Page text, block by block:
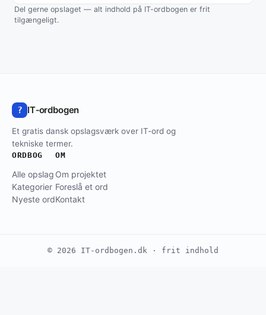
Del gerne opslaget — alt indhold på IT-ordbogen er frit
tilgængeligt.
? IT‑ordbogen
Et gratis dansk opslagsværk over IT-ord og
tekniske termer.
ORDBOG
Alle opslag
Kategorier
Nyeste ord
OM
Om projektet
Foreslå et ord
Kontakt
© 2026 IT-ordbogen.dk · frit indhold